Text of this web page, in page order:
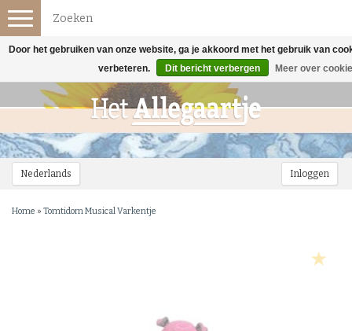
Nederlands Inloggen
Toggle
navigation
Home » Tomtidom Musical Varkentje
Door het gebruiken van onze website, ga je akkoord met het gebruik van
verbeteren.
Dit bericht verbergen Meer over